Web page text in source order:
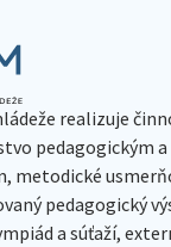
realizuje
pedagogickým a
metodické
pedagogický
a súťaží,